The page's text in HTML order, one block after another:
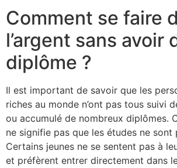
Comment se faire
l’argent sans avoir
diplôme ?
Il est important de savoir que les
riches au monde n’ont pas tous suivi
ou accumulé de nombreux diplômes.
ne signifie pas que les études ne sont
Certains jeunes ne se sentent pas à
et préfèrent entrer directement dans